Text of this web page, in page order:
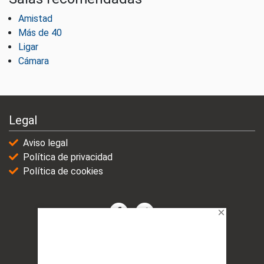
Amistad
Más de 40
Ligar
Cámara
Legal
Aviso legal
Política de privacidad
Política de cookies